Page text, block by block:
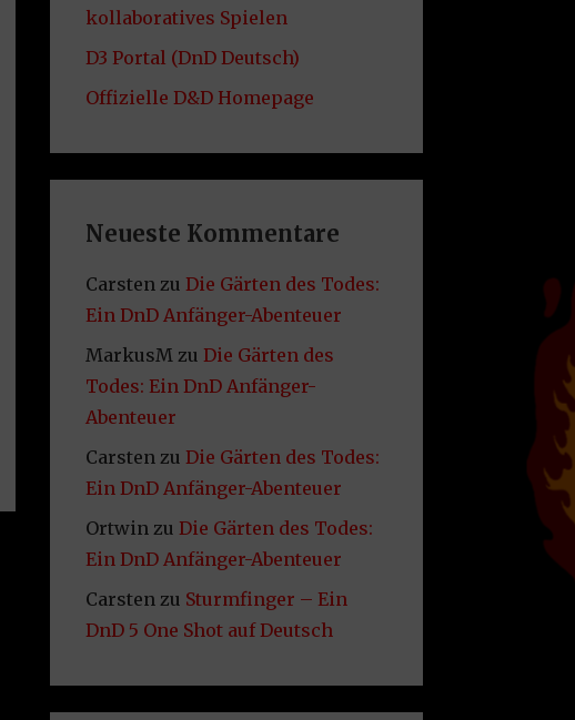
kollaboratives Spielen
D3 Portal (DnD Deutsch)
Offizielle D&D Homepage
Neueste Kommentare
Carstenzu Die Gärten des Todes:
Ein DnD Anfänger-Abenteuer
MarkusMzu Die Gärten des
Todes: Ein DnD Anfänger-
Abenteuer
Carstenzu Die Gärten des Todes:
Ein DnD Anfänger-Abenteuer
Ortwinzu Die Gärten des Todes:
Ein DnD Anfänger-Abenteuer
Carstenzu Sturmfinger – Ein
DnD 5 One Shot auf Deutsch